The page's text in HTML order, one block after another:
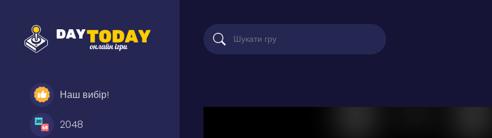
Наш вибір!
2048